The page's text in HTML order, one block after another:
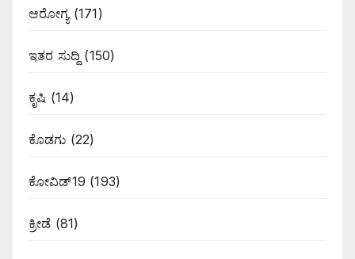
ಆರೋಗ್ಯ(171)
ಇತರ ಸುದ್ದಿ (150)
ಕೃಷಿ (14)
ಕೊಡಗು (22)
ಕೋವಿಡ್19 (193)
ಕ್ರೀಡೆ (81)